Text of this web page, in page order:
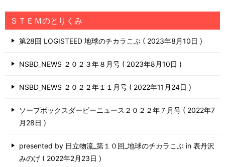
ＳＴＥＭのとりくみ
第28回 LOGISTEED 地球のチカラこぶ 2023年8月10日
NSBD_NEWS ２０２３年８月号 2023年8月10日
NSBD_NEWS ２０２２年１１月号 2022年11月24日
ソープボックスダービーニュース２０２２年７月号
2022年7
月28日
presented by 日立物流_第１０回_地球のチカラこぶ in 表丹沢
みのげ
2022年2月23日